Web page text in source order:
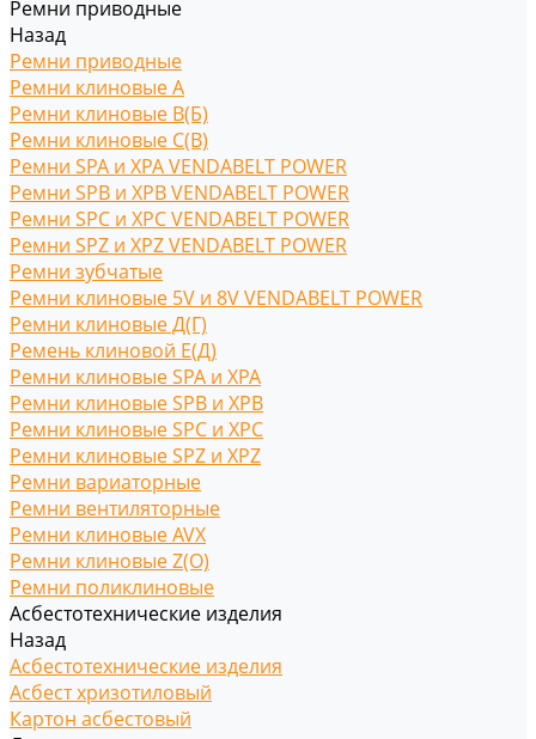
Ремни приводные
Назад
Ремни приводные
Ремни клиновые A
Ремни клиновые В(Б)
Ремни клиновые С(B)
Ремни SPA и XPA VENDABELT POWER
Ремни SPB и XPB VENDABELT POWER
Ремни SPC и XPC VENDABELT POWER
Ремни SPZ и XPZ VENDABELT POWER
Ремни зубчатые
Ремни клиновые 5V и 8V VENDABELT POWER
Ремни клиновые Д(Г)
Ремень клиновой Е(Д)
Ремни клиновые SPA и XPA
Ремни клиновые SPB и XPB
Ремни клиновые SPC и XPC
Ремни клиновые SPZ и XPZ
Ремни вариаторные
Ремни вентиляторные
Ремни клиновые AVX
Ремни клиновые Z(O)
Ремни поликлиновые
Асбестотехнические изделия
Назад
Асбестотехнические изделия
Асбест хризотиловый
Картон асбестовый